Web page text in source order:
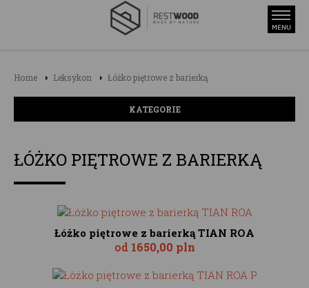
Home Leksykon Łóżko piętrowe z barierką
KATEGORIE
ŁÓŻKO PIĘTROWE Z BARIERKĄ
Łóżko piętrowe z barierką TIAN ROA
od 1650,00 pln